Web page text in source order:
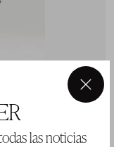
las noticias
×